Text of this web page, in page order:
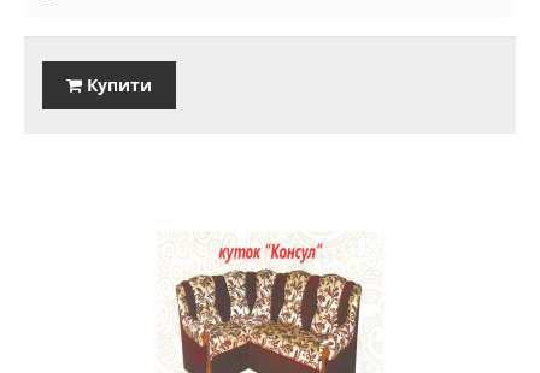
Купити